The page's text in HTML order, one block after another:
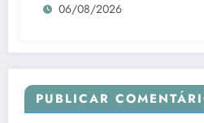
06/08/2026
PUBLICAR